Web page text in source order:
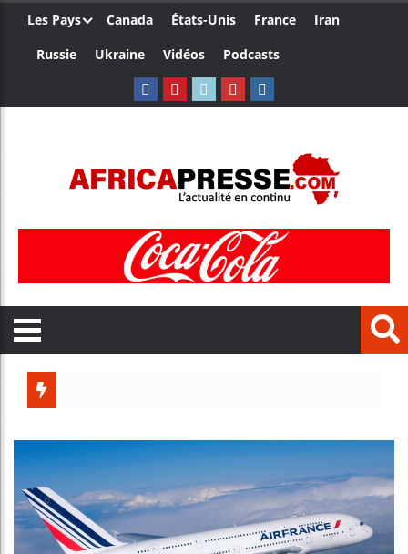
Les Pays Canada États-Unis France
Iran
Russie
Ukraine Vidéos Podcasts
Bénin :